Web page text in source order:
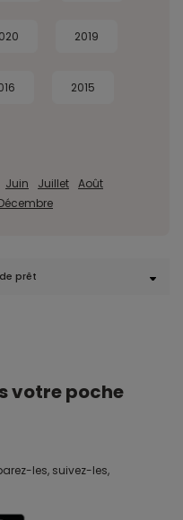
2019
2015
Juin Juillet Août
prêt
votre poche
les, suivez-les,